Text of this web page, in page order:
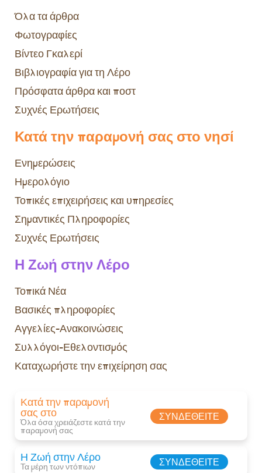
Όλα τα άρθρα
Φωτογραφίες
Βίντεο Γκαλερί
Βιβλιογραφία για τη Λέρο
Πρόσφατα άρθρα και ποστ
Συχνές Ερωτήσεις
Κατά την παραμονή σας στο νησί
Ενημερώσεις
Ημερολόγιο
Τοπικές επιχειρήσεις και υπηρεσίες
Σημαντικές Πληροφορίες
Συχνές Ερωτήσεις
Η Ζωή στην Λέρο
Τοπικά Νέα
Βασικές πληροφορίες
Αγγελίες-Ανακοινώσεις
Συλλόγοι-Εθελοντισμός
Καταχωρήστε την επιχείρηση σας
Κατά την παραμονή
σας στο
Όλα όσα χρειάζεστε κατά την
παραμονή σας​
ΣΥΝΔΕΘΕΊΤΕ
Η Ζωή στην Λέρο
Τα μέρη των ντόπιων ΣΥΝΔΕΘΕΊΤΕ